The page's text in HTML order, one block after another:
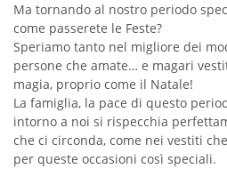
Ma tornando al nostro periodo
come passerete le Feste?
Speriamo tanto nel migliore dei
persone che amate… e magari
magia, proprio come il Natale!
La famiglia, la pace di questo
intorno a noi si rispecchia
che ci circonda, come nei vestiti
per queste occasioni così speciali.